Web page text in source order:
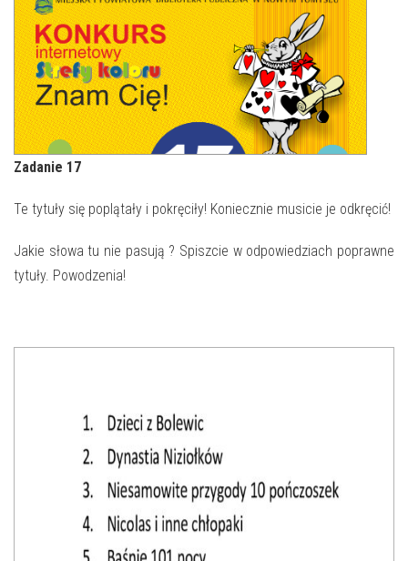
AKTUALNOŚCI
NAJBLIŻSZE WYDARZENIA
WYDARZENIA BIEŻĄCE
WYDARZYŁO SIĘ
NASZA OFERTA
STREFA WIEDZY O REGIONIE
STREFA KOLORU
WYDARZENIA KULTURALNE
Zadanie 17
Te tytuły się poplątały i pokręciły! Koniecznie musicie je odkręcić!
Jakie słowa tu nie pasują ? Spiszcie w odpowiedziach poprawne
tytuły. Powodzenia!